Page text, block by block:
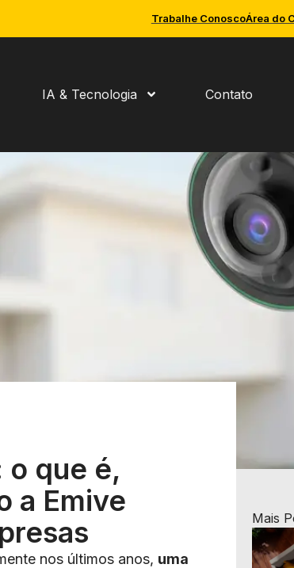
Trabalhe ConoscoÁrea do
IA & Tecnologia Contato
que é,
a Emive
nos últimos anos, uma
Mais